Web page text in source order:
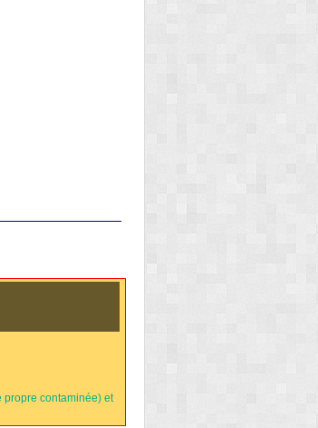
propre contaminée) et